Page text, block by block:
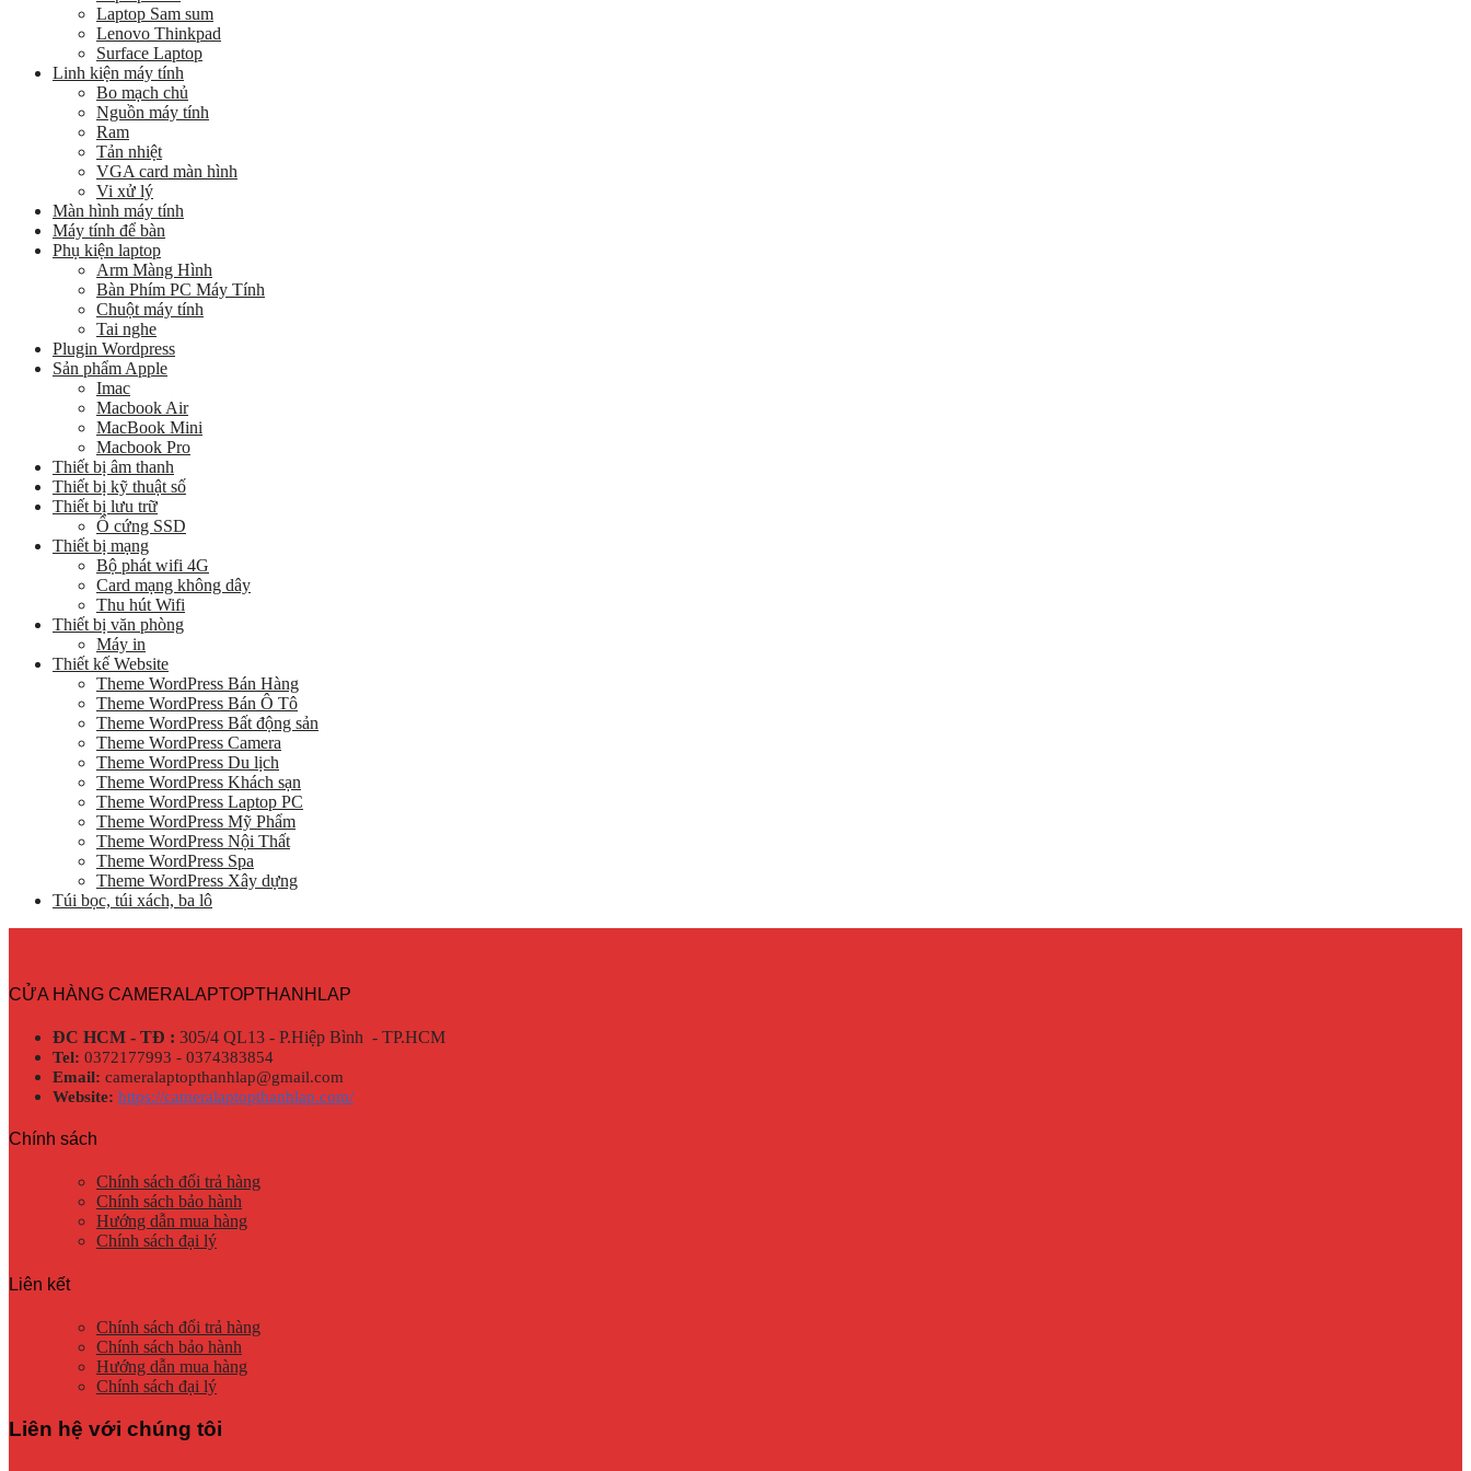
Laptop Sam sum
Lenovo Thinkpad
Surface Laptop
Linh kiện máy tính
Bo mạch chủ
Nguồn máy tính
Ram
Tản nhiệt
VGA card màn hình
Vi xử lý
Màn hình máy tính
Máy tính để bàn
Phụ kiện laptop
Arm Màng Hình
Bàn Phím PC Máy Tính
Chuột máy tính
Tai nghe
Plugin Wordpress
Sản phẩm Apple
Imac
Macbook Air
MacBook Mini
Macbook Pro
Thiết bị âm thanh
Thiết bị kỹ thuật số
Thiết bị lưu trữ
Ổ cứng SSD
Thiết bị mạng
Bộ phát wifi 4G
Card mạng không dây
Thu hút Wifi
Thiết bị văn phòng
Máy in
Thiết kế Website
Theme WordPress Bán Hàng
Theme WordPress Bán Ô Tô
Theme WordPress Bất động sản
Theme WordPress Camera
Theme WordPress Du lịch
Theme WordPress Khách sạn
Theme WordPress Laptop PC
Theme WordPress Mỹ Phẩm
Theme WordPress Nội Thất
Theme WordPress Spa
Theme WordPress Xây dựng
Túi bọc, túi xách, ba lô
CỬA HÀNG CAMERALAPTOPTHANHLAP
ĐC HCM - TĐ : 305/4 QL13 - P.Hiệp Bình - TP.HCM
Tel: 0372177993 - 0374383854
Email: cameralaptopthanhlap@gmail.com
Website: https://cameralaptopthanhlap.com/
Chính sách
Chính sách đổi trả hàng
Chính sách bảo hành
Hướng dẫn mua hàng
Chính sách đại lý
Liên kết
Chính sách đổi trả hàng
Chính sách bảo hành
Hướng dẫn mua hàng
Chính sách đại lý
Liên hệ với chúng tôi